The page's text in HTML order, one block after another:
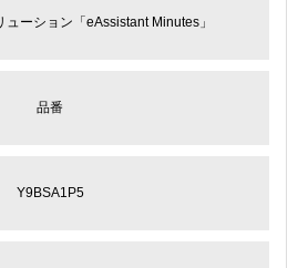
ーション「eAssistant Minutes」
品番
Y9BSA1P5